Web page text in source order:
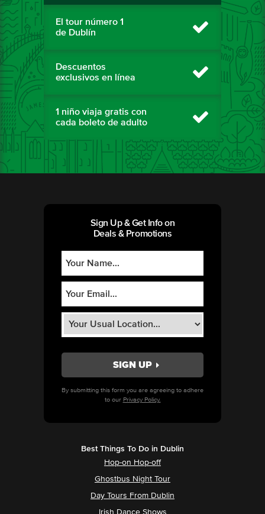
El tour número 1
de Dublín
Descuentos
exclusivos en línea
1 niño viaja gratis con
cada boleto de adulto
Sign Up & Get Info on
Deals & Promotions
By submitting this form you are agreeing to adhere
to our Privacy Policy.
Best Things To Do in Dublin
Hop-on Hop-off
Ghostbus Night Tour
Day Tours From Dublin